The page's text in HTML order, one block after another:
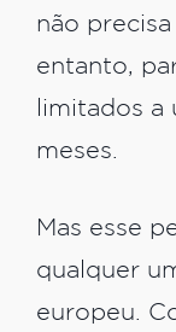
não
entanto,
limitados a
meses.
Mas esse
qualquer
europeu.